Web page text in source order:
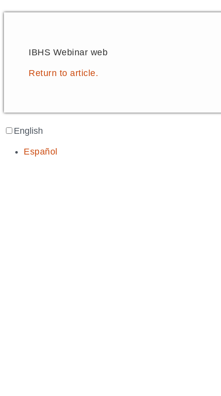
IBHS Webinar web
Return to article.
English
Español